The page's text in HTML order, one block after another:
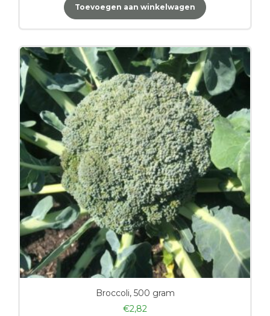
Toevoegen aan winkelwagen
Broccoli, 500 gram
€2,82